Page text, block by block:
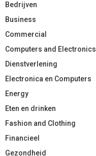
Bedrijven
Business
Commercial
Computers and Electronics
Dienstverlening
Electronica en Computers
Energy
Eten en drinken
Fashion and Clothing
Financieel
Gezondheid